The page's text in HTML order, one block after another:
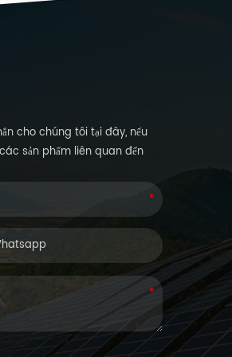
cho chúng tôi tại đây, nếu
sản phẩm liên quan đến
trong vòng 24 giờ.